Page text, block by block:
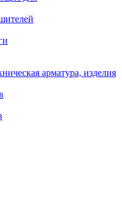
арматура, изделия